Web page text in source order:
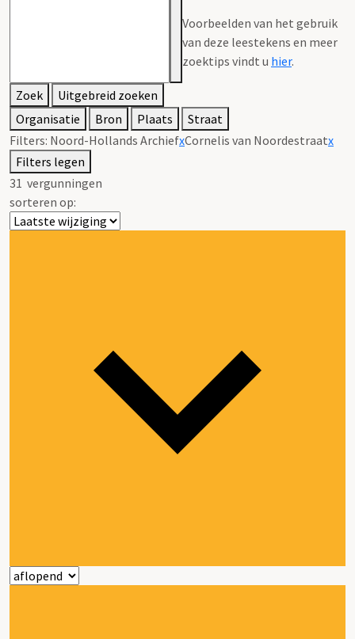
Voorbeelden van het gebruik
van deze leestekens en meer
zoektips vindt u hier.
Zoek
Uitgebreid zoeken
Organisatie
Bron Plaats
Straat
Filters: Noord-Hollands ArchiefxCornelis van Noordestraatx
Filters legen
31 vergunningen
sorteren op: